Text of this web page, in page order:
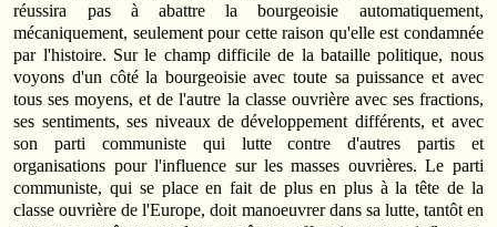
réussira pas à abattre la bourgeoisie automatiquement,
mécaniquement, seulement pour cette raison qu'elle est condamnée
par l'histoire. Sur le champ difficile de la bataille politique, nous
voyons d'un côté la bourgeoisie avec toute sa puissance et avec
tous ses moyens, et de l'autre la classe ouvrière avec ses fractions,
ses sentiments, ses niveaux de développement différents, et avec
son parti communiste qui lutte contre d'autres partis et
organisations pour l'influence sur les masses ouvrières. Le parti
communiste, qui se place en fait de plus en plus à la tête de la
classe ouvrière de l'Europe, doit manoeuvrer dans sa lutte, tantôt en